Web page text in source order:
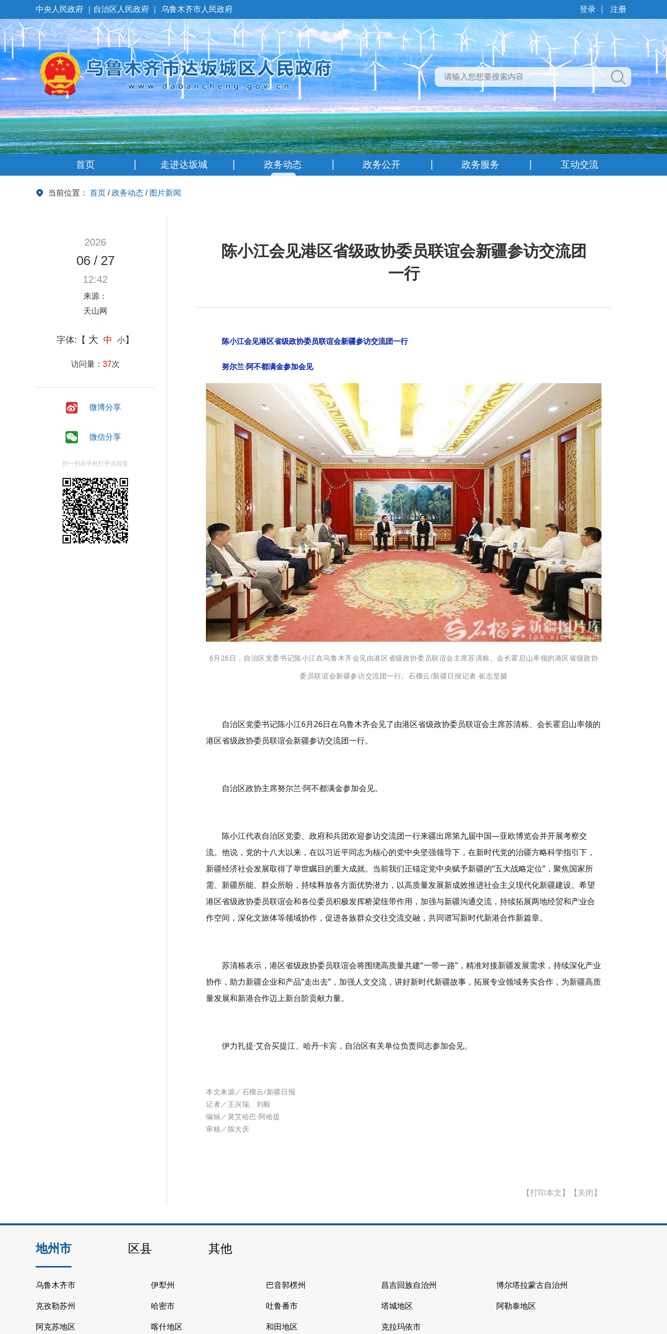
中央人民政府 自治区人民政府 乌鲁木齐市人民政府 登录 注册
首页 走进达坂城 政务动态 政务公开 政务服务 互动交流
当前位置： 首页 /政务动态 / 图片新闻
2026
06 /27
12:42
来源：
天山网
字体:【 大 中 小】
访问量： 37次
微博分享
微信分享
扫一扫在手机打开当前页
陈小江会见港区省级政协委员联谊会新疆参访交流团
一行
陈小江会见港区省级政协委员联谊会新疆参访交流团一行
努尔兰·阿不都满金参加会见
6月26日，自治区党委书记陈小江在乌鲁木齐会见由港区省级政协委员联谊会主席苏清栋、会长霍启山率领的港区省级政协
委员联谊会新疆参访交流团一行。石榴云/新疆日报记者 崔志坚摄
自治区党委书记陈小江6月26日在乌鲁木齐会见了由港区省级政协委员联谊会主席苏清栋、会长霍启山率领的
港区省级政协委员联谊会新疆参访交流团一行。
自治区政协主席努尔兰·阿不都满金参加会见。
陈小江代表自治区党委、政府和兵团欢迎参访交流团一行来疆出席第九届中国—亚欧博览会并开展考察交
流。他说，党的十八大以来，在以习近平同志为核心的党中央坚强领导下，在新时代党的治疆方略科学指引下，
新疆经济社会发展取得了举世瞩目的重大成就。当前我们正锚定党中央赋予新疆的“五大战略定位”，聚焦国家所
需、新疆所能、群众所盼，持续释放各方面优势潜力，以高质量发展新成效推进社会主义现代化新疆建设。希望
港区省级政协委员联谊会和各位委员积极发挥桥梁纽带作用，加强与新疆沟通交流，持续拓展两地经贸和产业合
作空间，深化文旅体等领域协作，促进各族群众交往交流交融，共同谱写新时代新港合作新篇章。
苏清栋表示，港区省级政协委员联谊会将围绕高质量共建“一带一路”，精准对接新疆发展需求，持续深化产业
协作，助力新疆企业和产品“走出去”，加强人文交流，讲好新时代新疆故事，拓展专业领域务实合作，为新疆高质
量发展和新港合作迈上新台阶贡献力量。
伊力扎提·艾合买提江、哈丹·卡宾，自治区有关单位负责同志参加会见。
本文来源／石榴云/新疆日报
记者／ 王兴瑞、刘毅
编辑／莫艾哈巴·阿哈提
审核／陈大庆
【打印本文】 【关闭】
地州市 区县 其他
乌鲁木齐市 伊犁州 巴音郭楞州 昌吉回族自治州 博尔塔拉蒙古自治州
克孜勒苏州 哈密市 吐鲁番市 塔城地区 阿勒泰地区
阿克苏地区 喀什地区 和田地区 克拉玛依市